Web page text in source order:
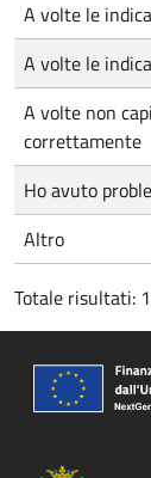
A volte le
A volte le
A volte non
correttamente
Ho avuto
Altro
Totale risultati: